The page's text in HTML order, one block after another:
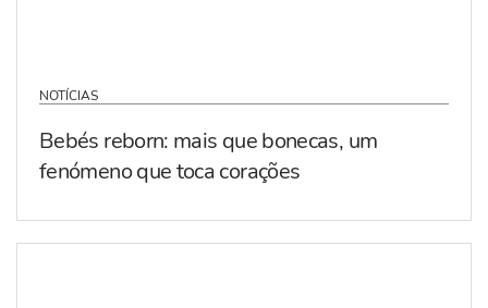
NOTÍCIAS
Bebés reborn: mais que bonecas, um
fenómeno que toca corações